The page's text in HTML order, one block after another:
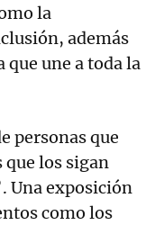
la
además
que une a toda la
personas que
que los sigan
Una exposición
como los